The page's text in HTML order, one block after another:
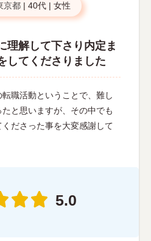
京都 | 40代 | 女性
理解して下さり内定ま
してくださりました
職活動ということで、難し
と思いますが、その中でも
ださった事を大変感謝して
5.0